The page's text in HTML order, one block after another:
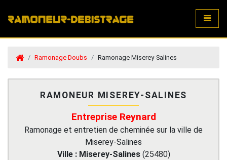
Ramonage Doubs Ramonage Miserey-Salines
RAMONEUR MISEREY-SALINES
Entreprise Reynard
Ramonage et entretien de cheminée sur la ville de
Miserey-Salines
Ville : Miserey-Salines(25480)